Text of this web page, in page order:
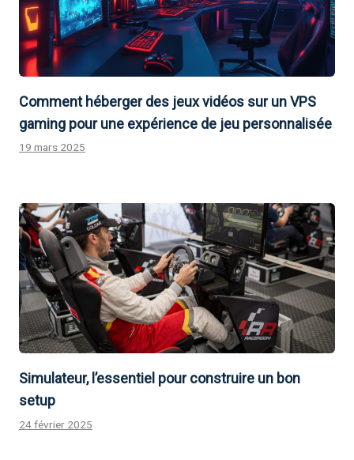
Comment héberger des jeux vidéos sur un VPS
gaming pour une expérience de jeu personnalisée
19 mars 2025
Simulateur, l’essentiel pour construire un bon
setup
24 février 2025